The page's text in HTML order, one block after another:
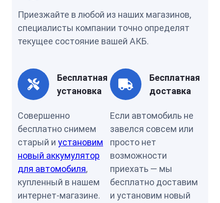
Приезжайте в любой из наших магазинов,
специалисты компании точно определят
текущее состояние вашей АКБ.
Бесплатная
установка
Совершенно
бесплатно снимем
старый и установим
новый аккумулятор
для автомобиля,
купленный в нашем
интернет-магазине.
Бесплатная
доставка
Если автомобиль не
завелся совсем или
просто нет
возможности
приехать — мы
бесплатно доставим
и установим новый